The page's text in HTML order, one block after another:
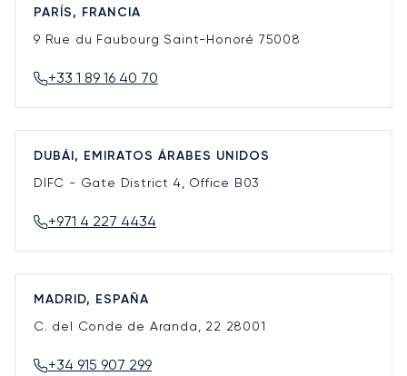
PARÍS, FRANCIA
9 Rue du Faubourg Saint-Honoré 75008
+33 1 89 16 40 70
DUBÁI, EMIRATOS ÁRABES UNIDOS
DIFC - Gate District 4, Office B03
+971 4 227 4434
MADRID, ESPAÑA
C. del Conde de Aranda, 22 28001
+34 915 907 299